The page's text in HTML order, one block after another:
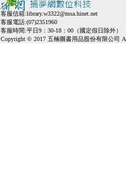
客服信箱:library.w3322@msa.hinet.net
客服電話:(07)2351960
客服時間:平日9：30-18：00（國定假日除外）
Copyright © 2017 五楠圖書用品股份有限公司